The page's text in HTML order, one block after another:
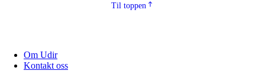
Til toppen
Om Udir
Kontakt oss